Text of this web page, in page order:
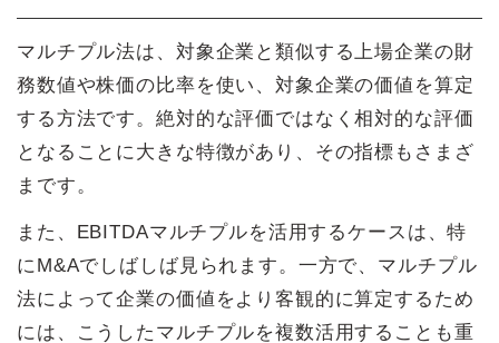
マルチプル法は、対象企業と類似する上場企業の財
務数値や株価の比率を使い、対象企業の価値を算定
する方法です。絶対的な評価ではなく相対的な評価
となることに大きな特徴があり、その指標もさまざ
まです。
また、EBITDAマルチプルを活用するケースは、特
にM&Aでしばしば見られます。一方で、マルチプル
法によって企業の価値をより客観的に算定するため
には、こうしたマルチプルを複数活用することも重